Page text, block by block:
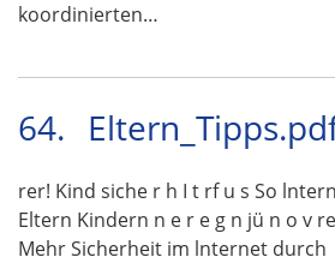
koordinierten…
64.
rer! Kind siche r h I t rf u s So
Eltern Kindern n e r e g n jü n o v
Mehr Sicherheit im lnternet durch